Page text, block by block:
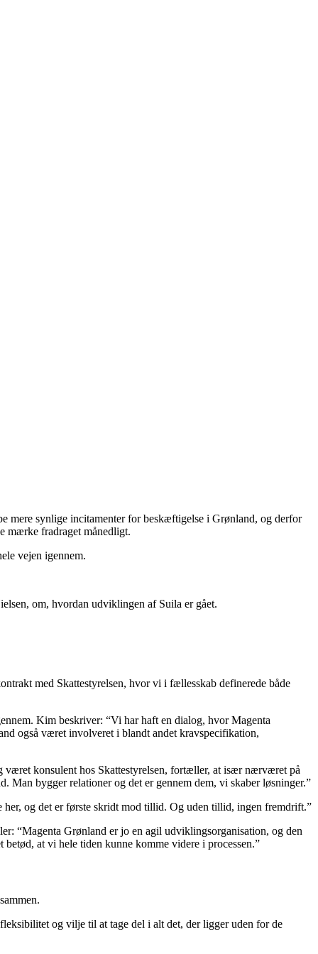
mere synlige incitamenter for beskæftigelse i Grønland, og derfor
mærke fradraget månedligt.
vejen igennem.
om, hvordan udviklingen af Suila er gået.
med Skattestyrelsen, hvor vi i fællesskab definerede både
Kim beskriver: “Vi har haft en dialog, hvor Magenta
også været involveret i blandt andet kravspecifikation,
været konsulent hos Skattestyrelsen, fortæller, at især nærværet på
bygger relationer og det er gennem dem, vi skaber løsninger.”
og det er første skridt mod tillid. Og uden tillid, ingen fremdrift.”
“Magenta Grønland er jo en agil udviklingsorganisation, og den
at vi hele tiden kunne komme videre i processen.”
og vilje til at tage del i alt det, der ligger uden for de